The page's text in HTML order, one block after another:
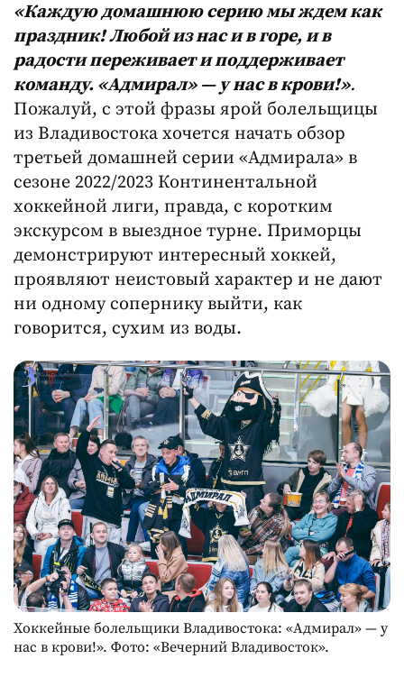
«Каждую домашнюю серию мы ждем как
праздник! Любой из нас и в горе, и в
радости переживает и поддерживает
команду. «Адмирал» — у нас в крови!».
Пожалуй, с этой фразы ярой болельщицы
из Владивостока хочется начать обзор
третьей домашней серии «Адмирала» в
сезоне 2022/2023 Континентальной
хоккейной лиги, правда, с коротким
экскурсом в выездное турне. Приморцы
демонстрируют интересный хоккей,
проявляют неистовый характер и не дают
ни одному сопернику выйти, как
говорится, сухим из воды.
Хоккейные болельщики Владивостока: «Адмирал» — у
нас в крови!». Фото: «Вечерний Владивосток».